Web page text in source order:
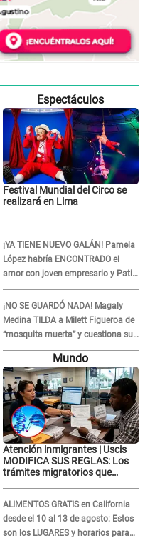
Espectáculos
Festival Mundial del Circo se
realizará en Lima
¡YA TIENE NUEVO GALÁN! Pamela
López habría ENCONTRADO el
amor con joven empresario y Pati
Lorena la ECHA en VIVO
¡NO SE GUARDÓ NADA! Magaly
Medina TILDA a Milett Figueroa de
“mosquita muerta” y cuestiona su
RECONCILIACIÓN con Marcelo
Tinelli en TV argentina
Mundo
Atención inmigrantes | Uscis
MODIFICA SUS REGLAS: Los
trámites migratorios que
ALIMENTOS GRATIS en California
desde el 10 al 13 de agosto: Estos
son los LUGARES y horarios para
recibir la ayuda